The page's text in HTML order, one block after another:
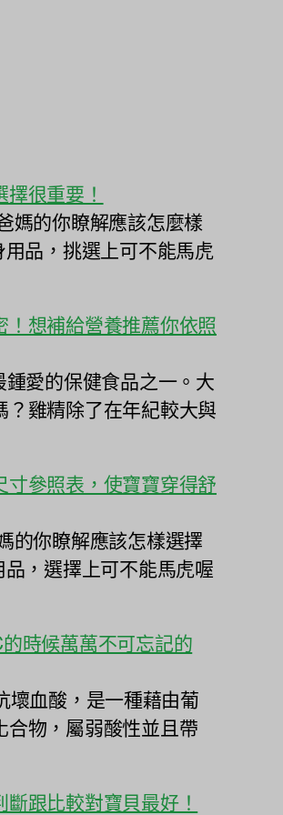
很重要！
媽的你瞭解應該怎麼樣
品，挑選上可不能馬虎
！想補給營養推薦你依照
愛的保健食品之一。大
雞精除了在年紀較大與
寸參照表，使寶寶穿得舒
的你瞭解應該怎樣選擇
，選擇上可不能馬虎喔
時候萬萬不可忘記的
壞血酸，是一種藉由葡
合物，屬弱酸性並且帶
跟比較對寶貝最好！